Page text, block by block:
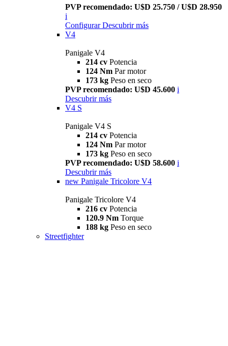
PVP recomendado: U$D 25.750 / U$D 28.950
i
Configurar Descubrir más
V4
Panigale V4
214 cv Potencia
124 Nm Par motor
173 kg Peso en seco
PVP recomendado: U$D 45.600 i
Descubrir más
V4 S
Panigale V4 S
214 cv Potencia
124 Nm Par motor
173 kg Peso en seco
PVP recomendado: U$D 58.600 i
Descubrir más
new Panigale Tricolore V4
Panigale Tricolore V4
216 cv Potencia
120.9 Nm Torque
188 kg Peso en seco
Streetfighter